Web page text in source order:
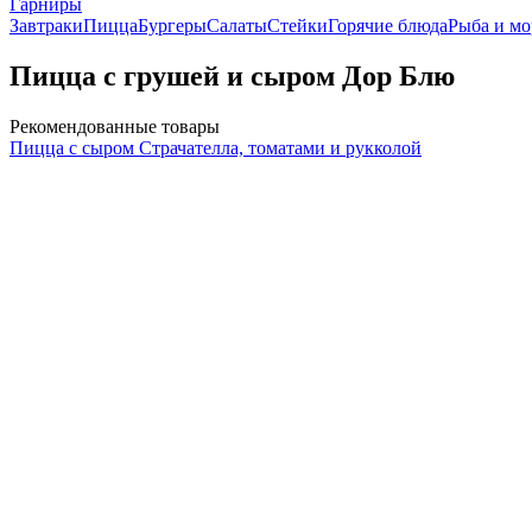
Гарниры
ЗавтракиПиццаБургерыСалатыСтейкиГорячие блюдаРыба и
Пицца с грушей и сыром Дор Блю
Рекомендованные товары
Пицца с сыром Страчателла, томатами и рукколой